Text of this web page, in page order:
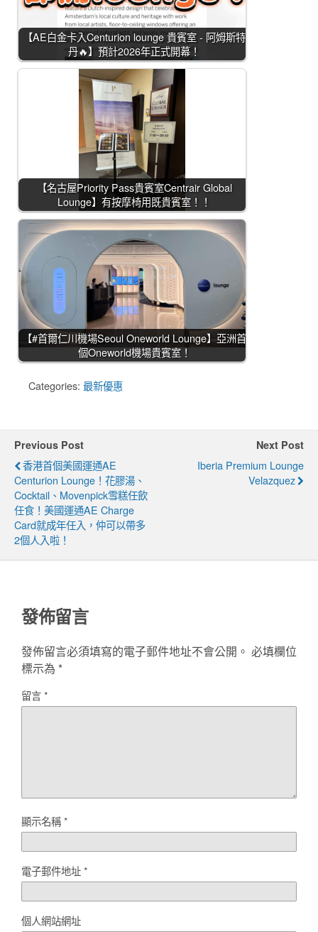
【AE白金卡入Centurion lounge 貴賓室 - 阿姆斯特
丹🔥】預計2026年正式開幕！
【名古屋Priority Pass貴賓室Centrair Global
Lounge】有按摩椅用既貴賓室！！
【#首爾仁川機場Seoul Oneworld Lounge】亞洲首
個Oneworld機場貴賓室！
Categories: 最新優惠
Previous Post
香港首個美國運通AE
Centurion Lounge！花膠湯、
Cocktail、Movenpick雪糕任飲
任食！美國運通AE Charge
Card就成年任入，仲可以帶多
2個人入啦！
Next Post
Iberia Premium Lounge
Velazquez
發佈留言
發佈留言必須填寫的電子郵件地址不會公開。 必填欄位
標示為 *
留言*
顯示名稱*
電子郵件地址*
個人網站網址